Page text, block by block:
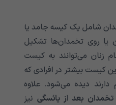
شامل یک کیسه جامد یا
یا روی تخمدان‌ها تشکیل
زنان می‌توانند به کیست
کیست بیشتر در افرادی که
دیده می‌شود. علاوه
بعد از یائسگی نیز